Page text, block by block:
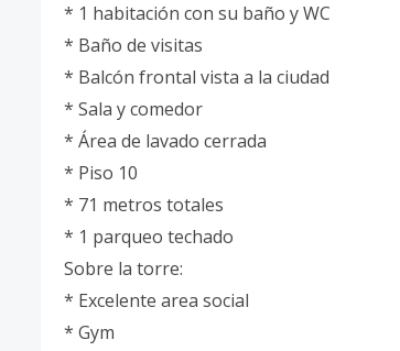
* 1 habitación con su baño y WC
* Baño de visitas
* Balcón frontal vista a la ciudad
* Sala y comedor
* Área de lavado cerrada
* Piso 10
* 71 metros totales
* 1 parqueo techado
Sobre la torre:
* Excelente area social
* Gym